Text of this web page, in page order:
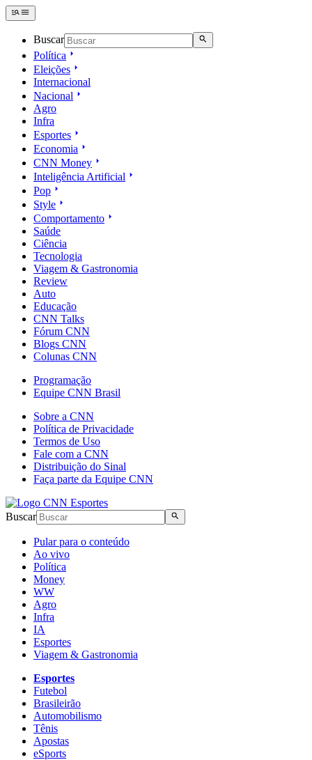
Buscar
Política
Eleições
Internacional
Nacional
Agro
Infra
Esportes
Economia
CNN Money
Inteligência Artificial
Pop
Style
Comportamento
Saúde
Ciência
Tecnologia
Viagem & Gastronomia
Review
Auto
Educação
CNN Talks
Fórum CNN
Blogs CNN
Colunas CNN
Programação
Equipe CNN Brasil
Sobre a CNN
Política de Privacidade
Termos de Uso
Fale com a CNN
Distribuição do Sinal
Faça parte da Equipe CNN
Buscar
Pular para o conteúdo
Ao vivo
Política
Money
WW
Agro
Infra
IA
Esportes
Viagem & Gastronomia
Esportes
Futebol
Brasileirão
Automobilismo
Tênis
Apostas
eSports